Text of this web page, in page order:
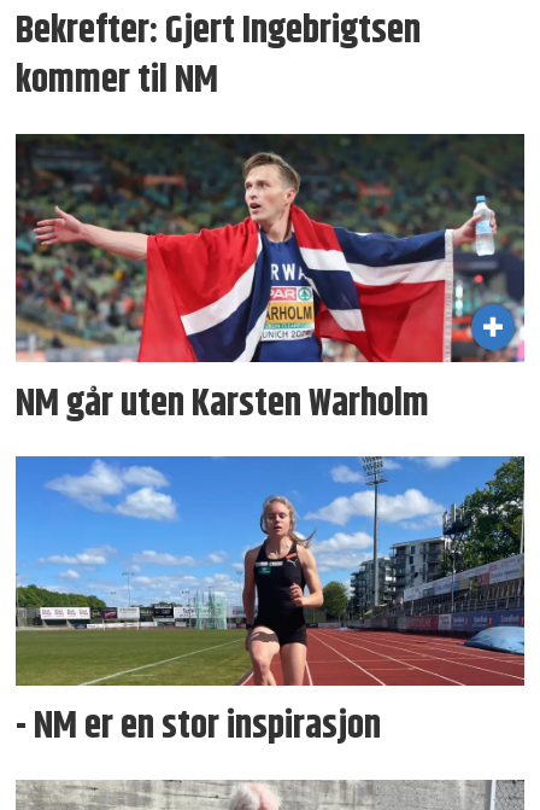
Bekrefter: Gjert Ingebrigtsen
kommer til NM
NM går uten Karsten Warholm
- NM er en stor inspirasjon